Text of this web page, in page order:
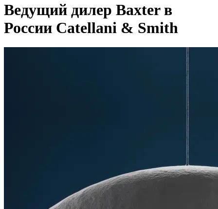
Ведущий дилер Baxter в
России Catellani & Smith